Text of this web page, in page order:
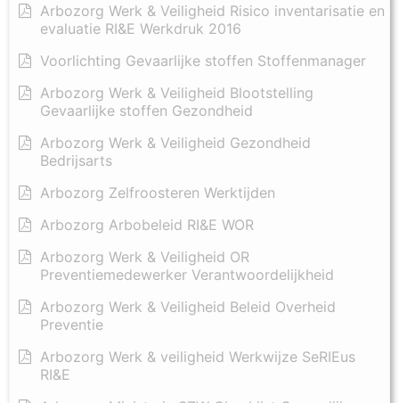
Arbozorg Werk & Veiligheid Risico inventarisatie en
evaluatie RI&E Werkdruk 2016
Voorlichting Gevaarlijke stoffen Stoffenmanager
Arbozorg Werk & Veiligheid Blootstelling
Gevaarlijke stoffen Gezondheid
Arbozorg Werk & Veiligheid Gezondheid
Bedrijsarts
Arbozorg Zelfroosteren Werktijden
Arbozorg Arbobeleid RI&E WOR
Arbozorg Werk & Veiligheid OR
Preventiemedewerker Verantwoordelijkheid
Arbozorg Werk & Veiligheid Beleid Overheid
Preventie
Arbozorg Werk & veiligheid Werkwijze SeRIEus
RI&E